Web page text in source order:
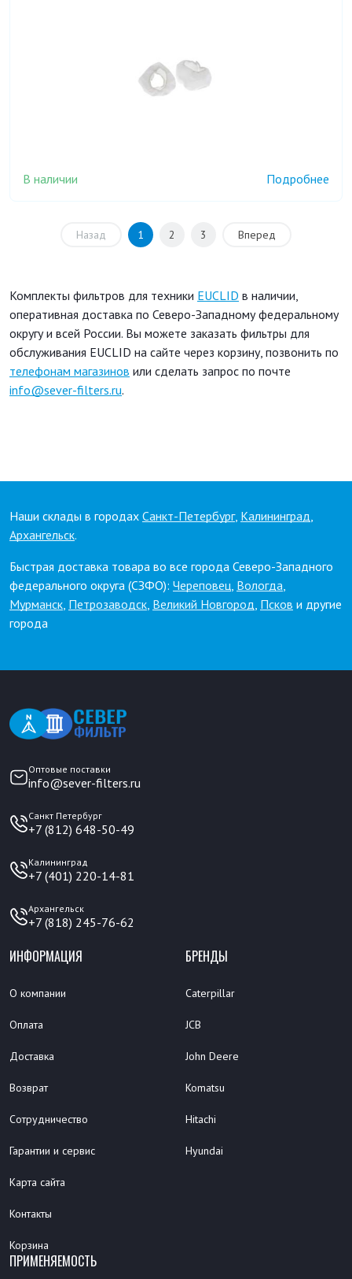
В наличии Подробнее
Назад 1 2 3 Вперед
Комплекты фильтров для техники EUCLID в наличии,
оперативная доставка по Северо-Западному федеральному
округу и всей России. Вы можете заказать фильтры для
обслуживания EUCLID на сайте через корзину, позвонить по
телефонам магазинов или сделать запрос по почте
info@sever-filters.ru.
Наши склады в городах Санкт-Петербург, Калининград,
Архангельск.
Быстрая доставка товара во все города Северо-Западного
федерального округа (СЗФО): Череповец, Вологда,
Мурманск, Петрозаводск, Великий Новгород, Псков и другие
города
Оптовые поставки
info@sever-filters.ru
Санкт Петербург
+7 (812) 648-50-49
Калининград
+7 (401) 220-14-81
Архангельск
+7 (818) 245-76-62
ИНФОРМАЦИЯ
О компании
Оплата
Доставка
Возврат
Сотрудничество
Гарантии и сервис
Карта сайта
Контакты
Корзина
БРЕНДЫ
Caterpillar
JCB
John Deere
Komatsu
Hitachi
Hyundai
ПРИМЕНЯЕМОСТЬ